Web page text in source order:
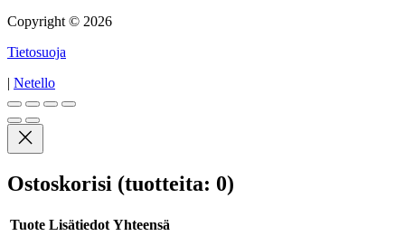
Copyright © 2026
Tietosuoja
| Netello
Ostoskorisi (tuotteita: 0)
Tuote Lisätiedot Yhteensä